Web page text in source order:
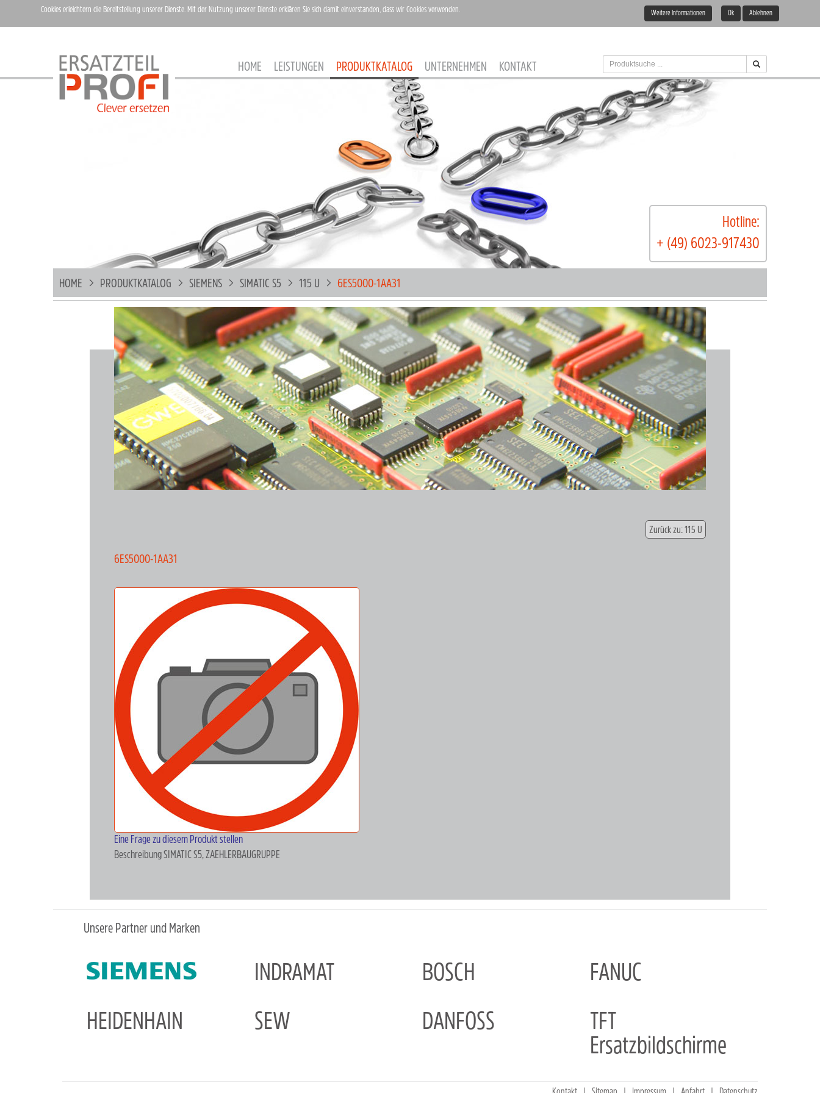
HOME LEISTUNGEN PRODUKTKATALOG UNTERNEHMEN KONTAKT
Hotline:
+ (49) 6023-917430
HOME PRODUKTKATALOG SIEMENS SIMATIC S5 115 U 6ES5000-1AA31
Zurück zu: 115 U
6ES5000-1AA31
Eine Frage zu diesem Produkt stellen
BeschreibungSIMATIC S5, ZAEHLERBAUGRUPPE
Unsere Partner und Marken
INDRAMAT BOSCH
FANUC
HEIDENHAIN
SEW DANFOSS
TFT
Ersatzbildschirme
Cookies erleichtern die Bereitstellung unserer Dienste. Mit der Nutzung unserer Dienste erklären Sie sich damit einverstanden, dass wir Cookies verwenden. Weitere Informationen Ok Ablehnen